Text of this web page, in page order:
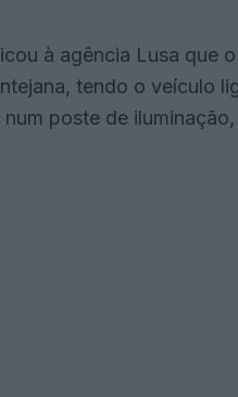
à agência Lusa que
tendo o veículo
poste de